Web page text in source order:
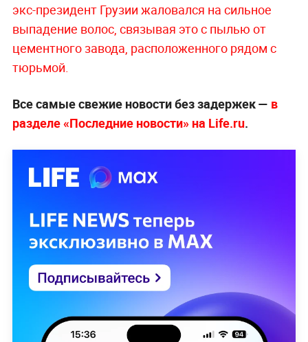
экс-президент Грузии жаловался на сильное
выпадение волос, связывая это с пылью от
цементного завода, расположенного рядом с
тюрьмой.
Все самые свежие новости без задержек — в
разделе «Последние новости» на Life.ru.